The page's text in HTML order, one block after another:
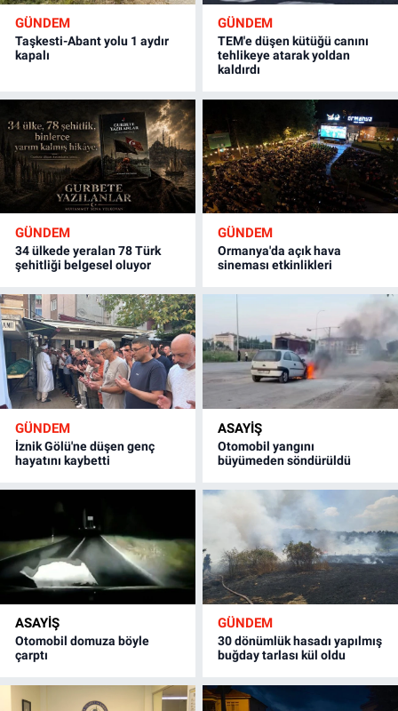
GÜNDEM
Taşkesti-Abant yolu 1 aydır
kapalı
GÜNDEM
TEM'e düşen kütüğü canını
tehlikeye atarak yoldan
kaldırdı
GÜNDEM
34 ülkede yeralan 78 Türk
şehitliği belgesel oluyor
GÜNDEM
Ormanya'da açık hava
sineması etkinlikleri
GÜNDEM
İznik Gölü'ne düşen genç
hayatını kaybetti
ASAYİŞ
Otomobil yangını
büyümeden söndürüldü
ASAYİŞ
Otomobil domuza böyle
çarptı
GÜNDEM
30 dönümlük hasadı yapılmış
buğday tarlası kül oldu